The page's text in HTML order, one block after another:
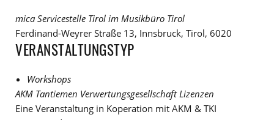
mica Servicestelle Tirol im Musikbüro Tirol
Ferdinand-Weyrer Straße 13, Innsbruck, Tirol, 6020
VERANSTALTUNGSTYP
Workshops
AKM Tantiemen Verwertungsgesellschaft Lizenzen
Eine Veranstaltung in Koperation mit AKM & TKI